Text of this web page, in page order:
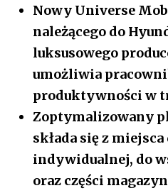
Nowy Universe
należącego do
luksusowego
umożliwia
produktywności w
Zoptymalizowany
składa się z
indywidualnej, do
oraz części